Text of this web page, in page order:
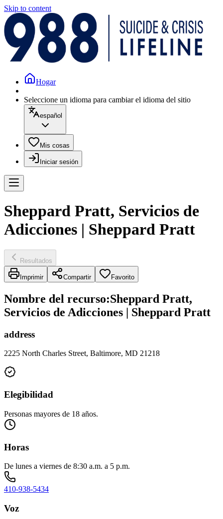
Skip to content
Hogar
Seleccione un idioma para cambiar el idioma del sitio
español
Mis cosas
Iniciar sesión
Sheppard Pratt, Servicios de
Adicciones | Sheppard Pratt
Resultados
Imprimir Compartir Favorito
Nombre del recurso:Sheppard Pratt,
Servicios de Adicciones | Sheppard Pratt
address
2225 North Charles Street, Baltimore, MD 21218
Elegibilidad
Personas mayores de 18 años.
Horas
De lunes a viernes de 8:30 a.m. a 5 p.m.
410-938-5434
Voz